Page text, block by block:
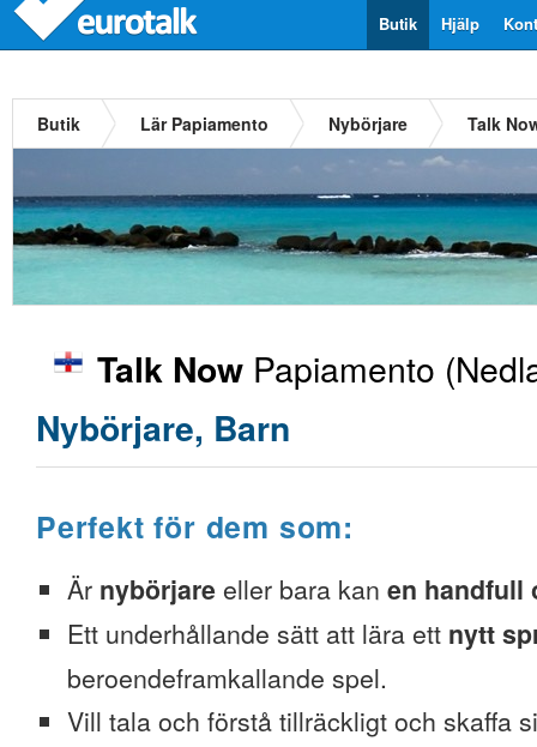
Hjälp
Butik
Butik Lär Papiamento Nybörjare Talk
Talk Now Papiamento
Nybörjare, Barn
Perfekt för dem som:
Är nybörjare eller bara kan en handfull
Ett underhållande sätt att lära ett nytt
beroendeframkallande spel.
Vill tala och förstå tillräckligt och skaffa